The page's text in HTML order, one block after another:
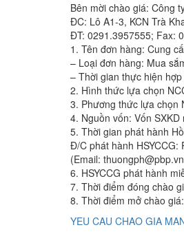
Bên mời chào giá: Công
ĐC: Lô A1-3, KCN Trà
ĐT: 0291.3957555; Fax:
1. Tên đơn hàng: Cung
– Loại đơn hàng: Mua
– Thời gian thực hiện
2. Hình thức lựa chọn
3. Phương thức lựa chọn
4. Nguồn vốn: Vốn
5. Thời gian phát hành
Đ/C phát hành HSYCCG:
(Email:
6. HSYCCG phát hành
7. Thời điểm đóng chào
8. Thời điểm mở chào
YEU CAU CHAO GIA